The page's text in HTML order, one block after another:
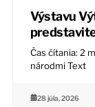
Výstavu
Čas čítania: 2
národmi Text
28 júla, 2026